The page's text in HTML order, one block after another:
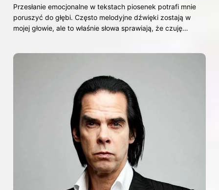
Przesłanie emocjonalne w tekstach piosenek potrafi mnie
poruszyć do głębi. Często melodyjne dźwięki zostają w
mojej głowie, ale to właśnie słowa sprawiają, że czuję…